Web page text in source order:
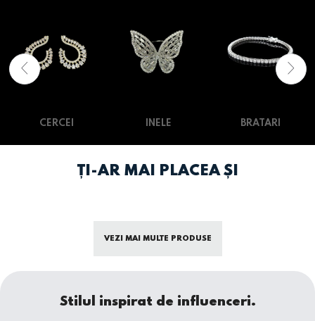
CERCEI INELE BRATARI
ȚI-AR MAI PLACEA ȘI
VEZI MAI MULTE PRODUSE
Stilul inspirat de influenceri.